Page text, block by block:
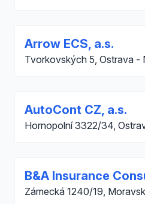
Arrow ECS, a.s.
Tvorkovských 5, Ostrava -
AutoCont CZ, a.s.
Hornopolní 3322/34,
B&A Insurance
Zámecká 1240/19,